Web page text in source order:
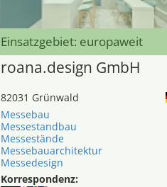
Einsatzgebiet: europaweit
roana.design GmbH
82031 Grünwald
Messebau
Messestandbau
Messestände
Messebauarchitektur
Messedesign
Korrespondenz: